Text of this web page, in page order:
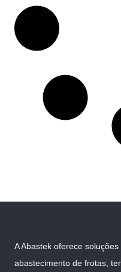
A Abastek oferece
abastecimento de frotas,